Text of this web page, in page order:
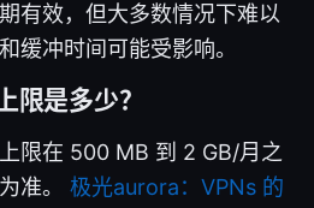
有效，但大多数情况下难以
缓冲时间可能受影响。
限是多少？
限在 500 MB 到 2 GB/月之
准。 极光aurora：VPNs 的